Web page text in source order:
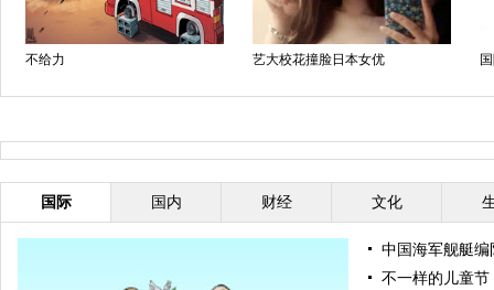
不给力 艺大校花撞脸日本女优
国际 国内 财经 文化
中国海军舰艇
不一样的儿童